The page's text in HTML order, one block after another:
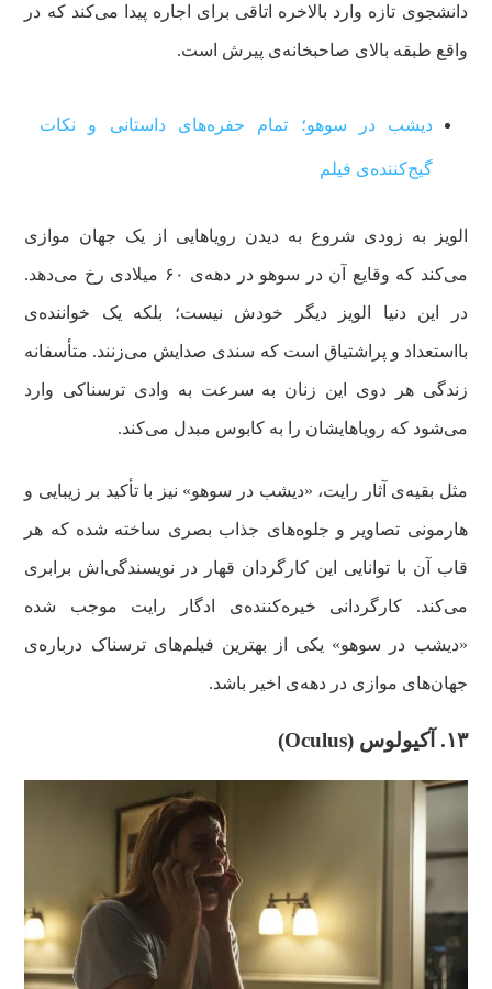
دانشجوی تازه وارد بالاخره اتاقی برای اجاره پیدا می‌کند که در
واقع طبقه بالای صاحبخانه‌ی پیرش است.
دیشب در سوهو؛ تمام حفره‌های داستانی و نکات
گیج‌کننده‌ی فیلم
الویز به زودی شروع به دیدن رویاهایی از یک جهان موازی
می‌کند که وقایع آن در سوهو در دهه‌ی ۶۰ میلادی رخ می‌دهد.
در این دنیا الویز دیگر خودش نیست؛ بلکه یک خواننده‌ی
بااستعداد و پراشتیاق است که سندی صدایش می‌زنند. متأسفانه
زندگی هر دوی این زنان به سرعت به وادی ترسناکی وارد
می‌شود که رویاهایشان را به کابوس مبدل می‌کند.
مثل بقیه‌ی آثار رایت، «دیشب در سوهو» نیز با تأکید بر زیبایی و
هارمونی تصاویر و جلوه‌های جذاب بصری ساخته شده که هر
قاب آن با توانایی این کارگردان قهار در نویسندگی‌اش برابری
می‌کند. کارگردانی خیره‌کننده‌ی ادگار رایت موجب شده
«دیشب در سوهو» یکی از بهترین فیلم‌های ترسناک درباره‌ی
جهان‌های موازی در دهه‌ی اخیر باشد.
۱۳. آکیولوس (Oculus)